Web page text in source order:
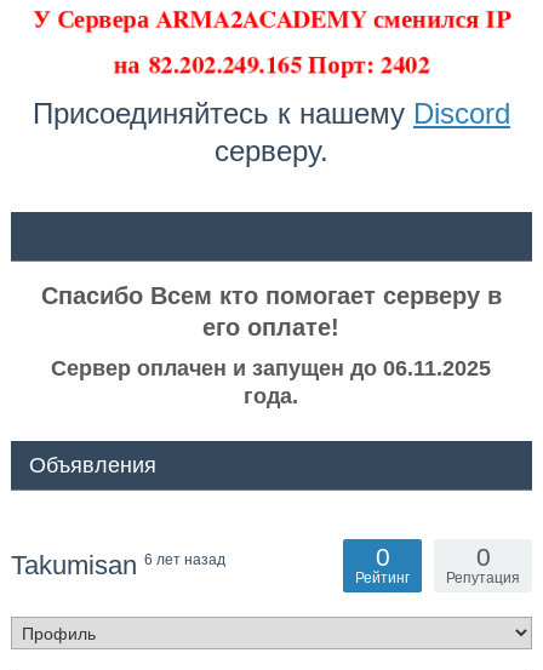
У Сервера ARMA2ACADEMY сменился IP
на82.202.249.165 Порт: 2402
Присоединяйтесь к нашему Discord
серверу.
Спасибо Всем кто помогает серверу в
его оплате!
Сервер оплачен и запущен до 06.11.2025
года.
Объявления
Takumisan 6 лет назад 0
Репутация
0
Рейтинг